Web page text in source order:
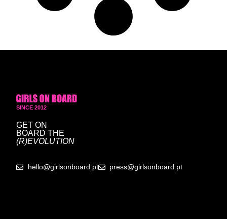
SINCE 2012
GET ON
BOARD THE
(R)EVOLUTION
hello@girlsonboard.pt press@girlsonboard.pt